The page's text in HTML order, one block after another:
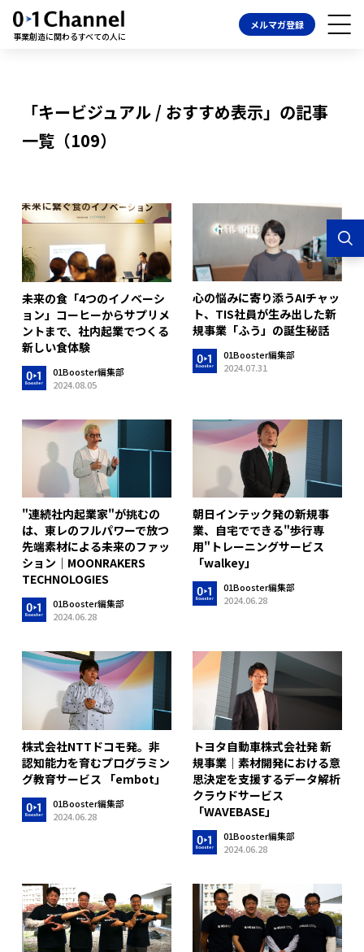
事業創造に関わるすべての人に
メルマガ登録
「キービジュアル / おすすめ表示」の記事
一覧（109）
未来の食「4つのイノベーシ
ョン」コーヒーからサプリメ
ントまで、社内起業でつくる
新しい食体験
01Booster編集部
2024.08.05
心の悩みに寄り添うAIチャッ
ト、TIS社員が生み出した新
規事業「ふう」の誕生秘話
01Booster編集部
2024.07.31
"連続社内起業家"が挑むの
は、東レのフルパワーで放つ
先端素材による未来のファッ
ション｜MOONRAKERS
TECHNOLOGIES
01Booster編集部
2024.06.28
朝日インテック発の新規事
業、自宅でできる"歩行専
用"トレーニングサービス
「walkey」
01Booster編集部
2024.06.28
株式会社NTTドコモ発。非
認知能力を育むプログラミン
グ教育サービス 「embot」
01Booster編集部
2024.06.28
トヨタ自動車株式会社発 新
規事業｜素材開発における意
思決定を支援するデータ解析
クラウドサービス
「WAVEBASE」
01Booster編集部
2024.06.28